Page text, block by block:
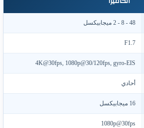
4K@30fps, 1080p@30/120fps, gyro-EIS
أحادي
1080p@30fps